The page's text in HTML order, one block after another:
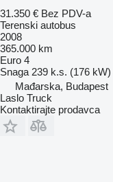
31.350 € Bez PDV-a
Terenski autobus
2008
365.000 km
Euro 4
Snaga 239 k.s. (176 kW)
Mađarska, Budapest
Laslo Truck
Kontaktirajte prodavca